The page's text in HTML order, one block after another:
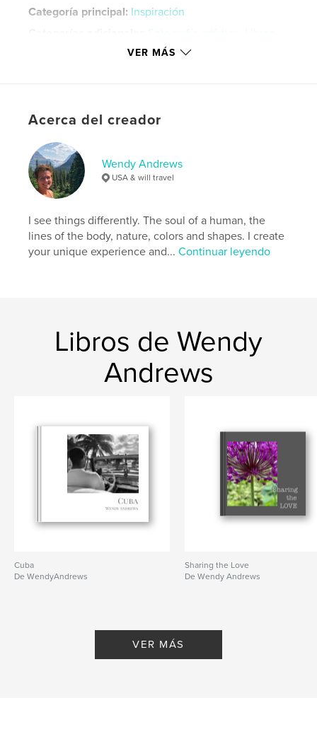
Categoría principal: Inspiración
Fotografía artística
Tapa blanda: 9798295023798
Fecha de publicación:
IdiomaEnglish
Palabras clave
calming
VER MÁS
Acerca del creador
Wendy Andrews
USA & will travel
I see things differently. The soul of a human, the
lines of the body, nature, colors and shapes. I create
your unique experience and...Continuar leyendo
Libros de Wendy
Andrews
Cuba
De WendyAndrews
Sharing the Love
De Wendy Andrews
VER MÁS